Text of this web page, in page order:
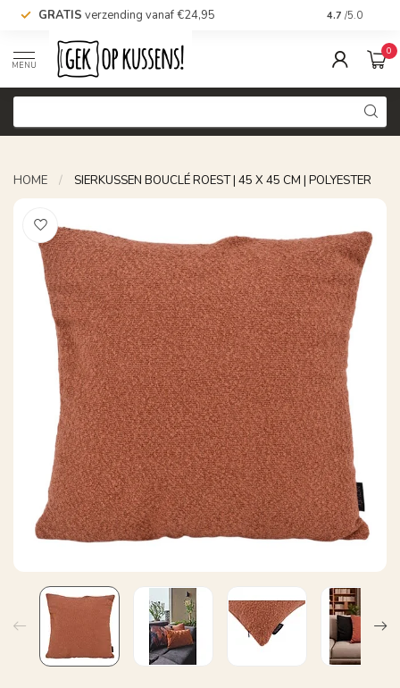
GRATIS verzending vanaf €24,95 Voor 16.00
4.7 /5.0
MENU
0
HOME / SIERKUSSEN BOUCLÉ ROEST | 45 X 45 CM | POLYESTER